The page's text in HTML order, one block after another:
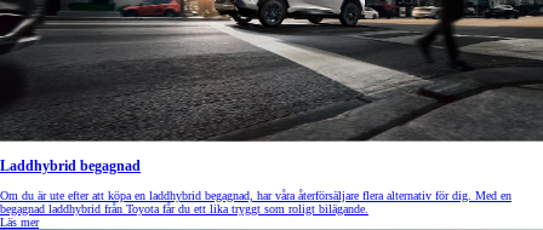
Laddhybrid begagnad
Om du är ute efter att köpa en laddhybrid begagnad, har våra återförsäljare flera alternativ för dig. Med en
begagnad laddhybrid från Toyota får du ett lika tryggt som roligt bilägande.
Läs mer